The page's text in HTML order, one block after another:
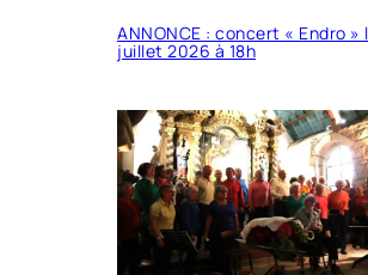
ANNONCE : concert « Endro »
juillet 2026 à 18h